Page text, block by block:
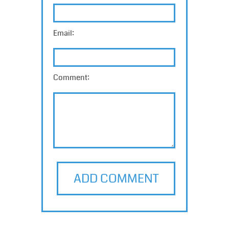
Email:
Comment:
ADD COMMENT